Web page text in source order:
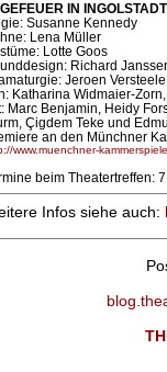
IN
Susanne Kennedy
Lena Müller
Lotte Goos
Richard
Jeroen Versteele
Katharina Widmaier-
Marc Benjamin, Heidy
Çigdem Teke und
an den Münchner
www.muenchner-
beim Theatertreffen:
Infos siehe auch: